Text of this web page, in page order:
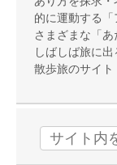
的に運動する「
さまざまな「あ
しばしば旅に出
散歩旅のサイト